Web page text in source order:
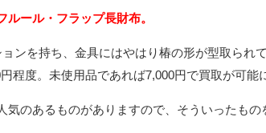
ルール・フラップ長財布。
ンを持ち、金具にはやはり椿の形が型取られて
程度。未使用品であれば7,000円で買取が可能
気のあるものがありますので、そういったも